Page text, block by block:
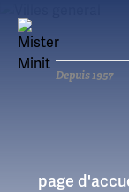
Depuis 1957
page